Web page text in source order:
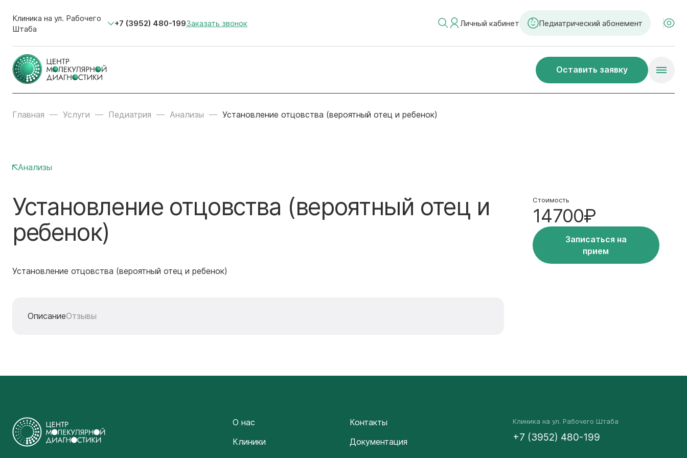
Клиника на ул. Рабочего
Штаба
+7 (3952) 480-199Заказать звонок Личный кабинет Педиатрический абонемент
Оставить заявку
Главная Услуги Педиатрия Анализы Установление отцовства (вероятный отец и ребенок)
Анализы
Установление отцовства (вероятный отец и
ребенок)
Установление отцовства (вероятный отец и ребенок)
ОписаниеОтзывы
Стоимость
14700₽
Записаться на
прием
О нас
Клиники
Контакты
Документация
Клиника на ул. Рабочего Штаба
+7 (3952) 480-199